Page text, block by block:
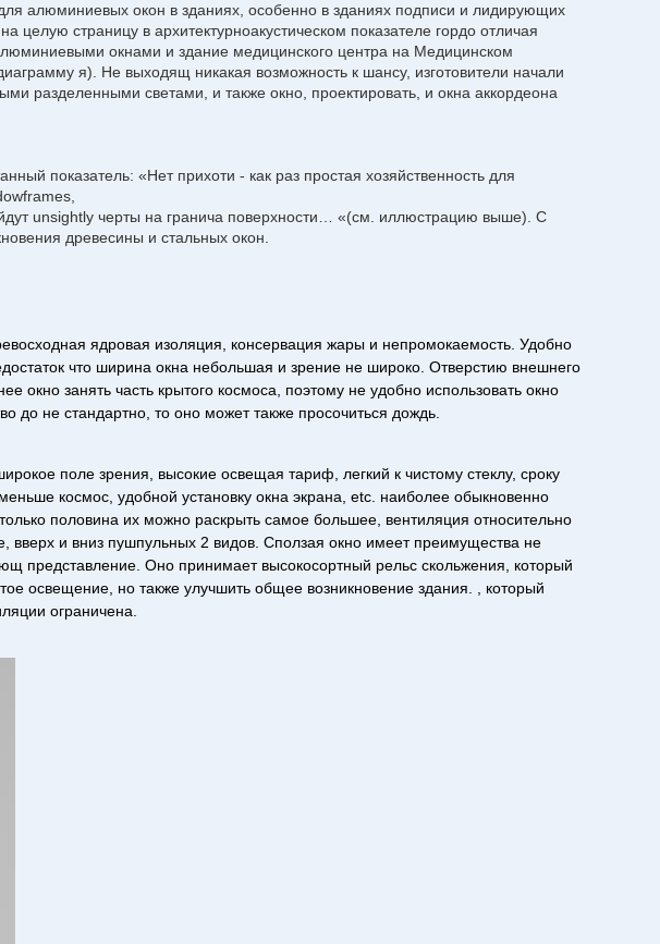
алюминиевых окон в зданиях, особенно в зданиях подписи и лидирующих
страницу в архитектурноакустическом показателе гордо отличая
окнами и здание медицинского центра на Медицинском
я). Не выходящ никакая возможность к шансу, изготовители начали
разделенными светами, и также окно, проектировать, и окна аккордеона
показатель: «Нет прихоти - как раз простая хозяйственность для
unsightly черты на гранича поверхности… «(см. иллюстрацию выше). С
древесины и стальных окон.
ядровая изоляция, консервация жары и непромокаемость. Удобно
что ширина окна небольшая и зрение не широко. Отверстию внешнего
окно занять часть крытого космоса, поэтому не удобно использовать окно
до не стандартно, то оно может также просочиться дождь.
поле зрения, высокие освещая тариф, легкий к чистому стеклу, сроку
космос, удобной установку окна экрана, etc. наиболее обыкновенно
половина их можно раскрыть самое большее, вентиляция относительно
вверх и вниз пушпульных 2 видов. Сползая окно имеет преимущества не
представление. Оно принимает высокосортный рельс скольжения, который
освещение, но также улучшить общее возникновение здания. , который
ограничена.